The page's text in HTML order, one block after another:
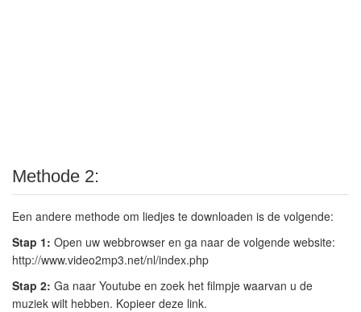
Methode 2:
Een andere methode om liedjes te downloaden is de volgende:
Stap 1: Open uw webbrowser en ga naar de volgende website:
http://www.video2mp3.net/nl/index.php
Stap 2: Ga naar Youtube en zoek het filmpje waarvan u de
muziek wilt hebben. Kopieer deze link.